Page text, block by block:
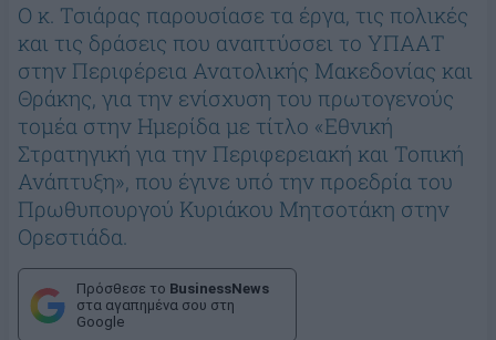
Ο κ. Τσιάρας παρουσίασε τα έργα, τις πολικές
και τις δράσεις που αναπτύσσει το ΥΠΑΑΤ
στην Περιφέρεια Ανατολικής Μακεδονίας και
Θράκης, για την ενίσχυση του πρωτογενούς
τομέα στην Ημερίδα με τίτλο «Εθνική
Στρατηγική για την Περιφερειακή και Τοπική
Ανάπτυξη», που έγινε υπό την προεδρία του
Πρωθυπουργού Κυριάκου Μητσοτάκη στην
Ορεστιάδα.
Πρόσθεσε το BusinessNews
στα αγαπημένα σου στη
Google